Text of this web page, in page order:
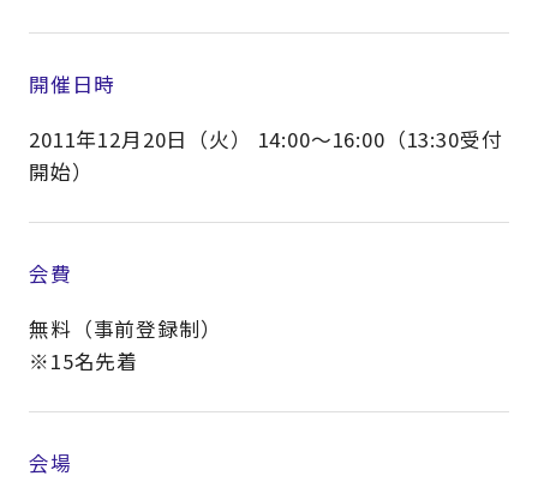
開催日時
2011年12月20日（火） 14:00～16:00（13:30受付
開始）
会費
無料（事前登録制）
※15名先着
会場